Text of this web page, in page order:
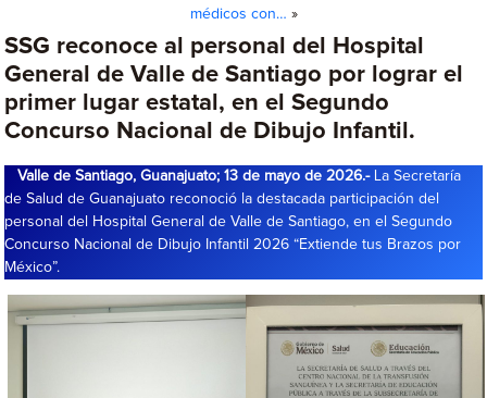
médicos con… »
SSG reconoce al personal del Hospital
General de Valle de Santiago por lograr el
primer lugar estatal, en el Segundo
Concurso Nacional de Dibujo Infantil.
Valle de Santiago, Guanajuato; 13 de mayo de 2026.- La Secretaría
de Salud de Guanajuato reconoció la destacada participación del
personal del Hospital General de Valle de Santiago, en el Segundo
Concurso Nacional de Dibujo Infantil 2026 “Extiende tus Brazos por
México”.